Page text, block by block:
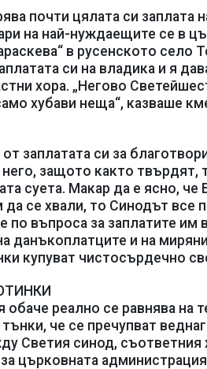
почти цялата си заплата
на най-нуждаещите се в
в русенското село
си на владика и я
хора. „Негово
хубави неща“, казваше
заплатата си за
защото както
суета. Макар да е ясно, че
се хвали, то Синодът все
въпроса за заплатите им
данъкоплатците и на
купуват чистосърдечно
реално се равнява на
че се пречупват
Светия синод, съответния
църковната